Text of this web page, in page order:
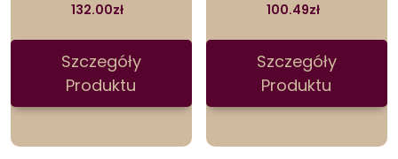
132.00zł
Szczegóły
Produktu
100.49zł
Szczegóły
Produktu